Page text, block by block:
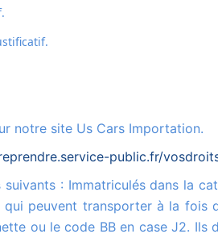
notre site Us Cars Importation.
public.fr/
peuvent transporter à la fois
ou le code BB en case J2. Ils